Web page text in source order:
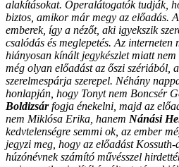
alakításokat. Operalátogatók tudják,
biztos, amikor már megy az előadás.
emberek, így a nézőt, aki igyekszik
csalódás és meglepetés. Az
hiányosan kínált jegykészlet miatt
még olyan előadást az őszi szériából,
szerelmespárja szerepel. Néhány
honlapján, hogy Tonyt nem Boncsér
Boldizsárfogja énekelni, majd az
nem Miklósa Erika, hanem Nánási
kedvtelenségre semmi ok, az ember
jegyzi meg, hogy az előadást
húzónévnek számító művésszel